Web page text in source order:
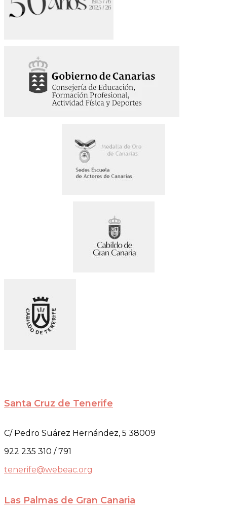
Santa Cruz de Tenerife
C/ Pedro Suárez Hernández, 5 38009
922 235 310 / 791
tenerife@webeac.org
Las Palmas de Gran Canaria